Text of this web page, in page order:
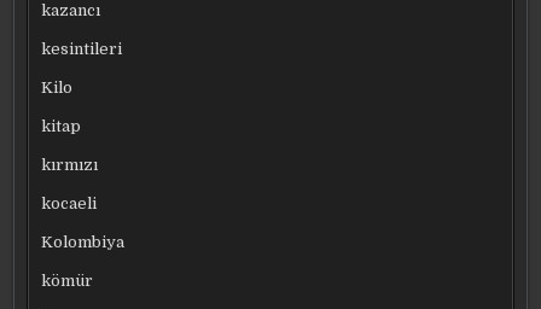
kazancı
kesintileri
Kilo
kitap
kırmızı
kocaeli
Kolombiya
kömür